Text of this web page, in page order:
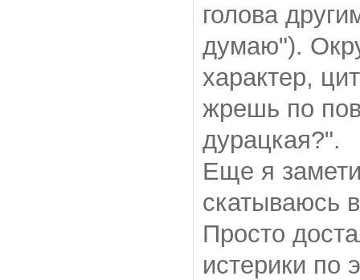
голова
думаю").
характер,
жрешь по
дурацкая?".
Еще я
скатываюсь
Просто
истерики по